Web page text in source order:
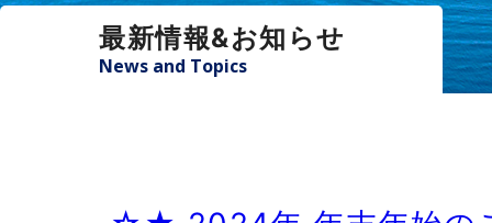
最新情報&お知らせ
News and Topics